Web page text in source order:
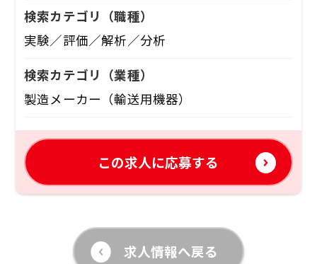
検索カテゴリ
（職種）
実験／評価／解析／分析
検索カテゴリ
（業種）
製造メーカー（輸送用機器）
この求人に応募する
求人情報へ戻る